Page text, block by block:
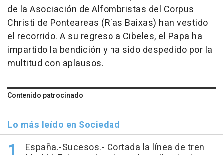
de la Asociación de Alfombristas del Corpus
Christi de Ponteareas (Rías Baixas) han vestido
el recorrido. A su regreso a Cibeles, el Papa ha
impartido la bendición y ha sido despedido por la
multitud con aplausos.
Contenido patrocinado
Lo más leído en Sociedad
España.-Sucesos.- Cortada la línea de tren